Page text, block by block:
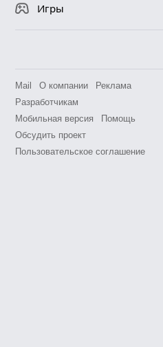
Игры
Mail О компании
Реклама
Разработчикам
Мобильная версия
Помощь
Обсудить проект
Пользовательское соглашение